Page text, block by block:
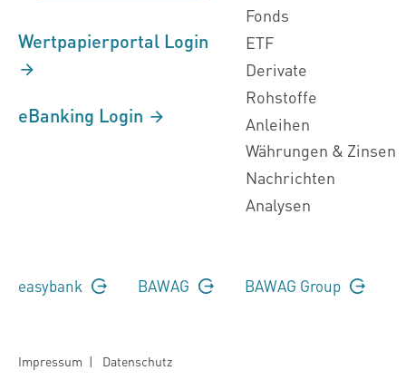
Wertpapierportal Login
eBanking Login
Fonds
ETF
Derivate
Rohstoffe
Anleihen
Währungen & Zinsen
Nachrichten
Analysen
easybank BAWAG BAWAG Group
Impressum | Datenschutz